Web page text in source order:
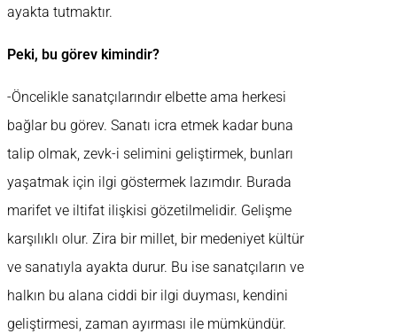
ayakta tutmaktır.
Peki, bu görev kimindir?
-Öncelikle sanatçılarındır elbette ama herkesi
bağlar bu görev. Sanatı icra etmek kadar buna
talip olmak, zevk-i selimini geliştirmek, bunları
yaşatmak için ilgi göstermek lazımdır. Burada
marifet ve iltifat ilişkisi gözetilmelidir. Gelişme
karşılıklı olur. Zira bir millet, bir medeniyet kültür
ve sanatıyla ayakta durur. Bu ise sanatçıların ve
halkın bu alana ciddi bir ilgi duyması, kendini
geliştirmesi, zaman ayırması ile mümkündür.